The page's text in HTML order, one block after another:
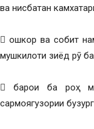
ва нисбатан
 ошкор ва собит
мушкилоти зиёд рӯ
 барои ба роҳ
сармоягузории